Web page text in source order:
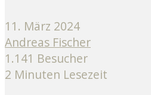
11. März 2024
Andreas Fischer
1.141 Besucher
2 Minuten Lesezeit